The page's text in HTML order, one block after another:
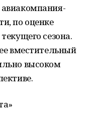
по оценке
сезона.
вместительный
высоком